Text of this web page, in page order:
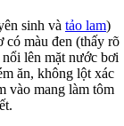
sinh và tảo lam)
có màu đen (thấy rõ
lên mặt nước bơi
ăn, không lột xác
vào mang làm tôm